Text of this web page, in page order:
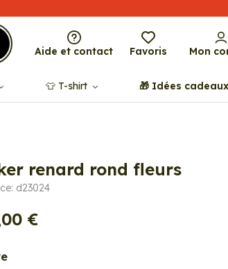
Aide et contact Favoris Mon
👕​​ T-shirt 🎁​ Idées cadeaux
renard rond fleurs
d23024
€